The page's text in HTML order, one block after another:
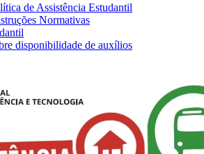
de Assistência Estudantil
Normativas
disponibilidade de auxílios